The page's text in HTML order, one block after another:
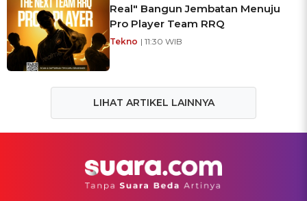
Real" Bangun Jembatan Menuju
Pro Player Team RRQ
Tekno | 11:30 WIB
LIHAT ARTIKEL LAINNYA